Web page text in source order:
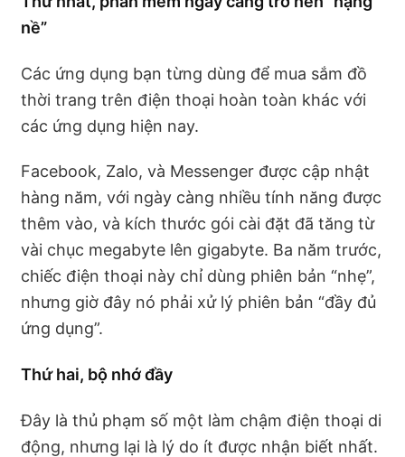
nề”
Các ứng dụng bạn từng dùng để mua sắm đồ
thời trang trên điện thoại hoàn toàn khác với
các ứng dụng hiện nay.
Facebook, Zalo, và Messenger được cập nhật
hàng năm, với ngày càng nhiều tính năng được
thêm vào, và kích thước gói cài đặt đã tăng từ
vài chục megabyte lên gigabyte. Ba năm trước,
chiếc điện thoại này chỉ dùng phiên bản “nhẹ”,
nhưng giờ đây nó phải xử lý phiên bản “đầy đủ
ứng dụng”.
Thứ hai, bộ nhớ đầy
Đây là thủ phạm số một làm chậm điện thoại di
động, nhưng lại là lý do ít được nhận biết nhất.